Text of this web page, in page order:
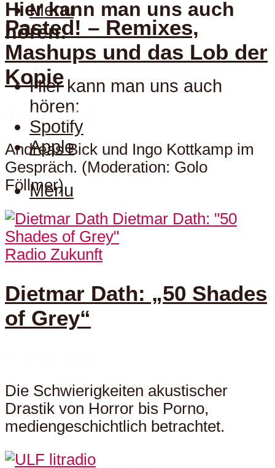
Menu
Hier kann man uns auch
hören:
Hier kann man uns auch
hören:
Spotify
Apple
Menu
Pasted! – Remixes,
Mashups und das Lob der
Kopie
9. März 2013
Andreas Bick und Ingo Kottkamp im
Gespräch. (Moderation: Golo
Föllmer)
Radio Zukunft
Dietmar Dath: „50 Shades
of Grey“
Die Schwierigkeiten akustischer
Drastik von Horror bis Porno,
mediengeschichtlich betrachtet.